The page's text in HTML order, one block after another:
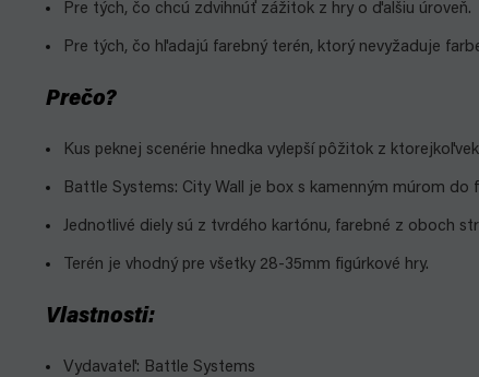
Pre tých, čo chcú zdvihnúť zážitok z hry o ďalšiu úroveň.
Pre tých, čo hľadajú farebný terén, ktorý nevyžaduje
Prečo?
Kus peknej scenérie hnedka vylepší pôžitok z
Battle Systems: City Wall je box s kamenným múrom do
Jednotlivé diely sú z tvrdého kartónu, farebné z oboch
Terén je vhodný pre všetky 28-35mm figúrkové hry.
Vlastnosti:
Vydavateľ: Battle Systems